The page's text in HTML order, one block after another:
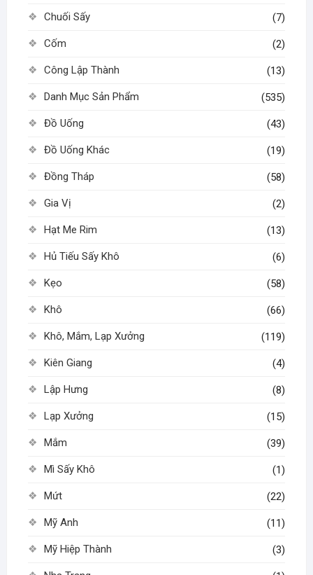
Chuối Sấy (7)
Cốm (2)
Công Lập Thành (13)
Danh Mục Sản Phẩm (535)
Đồ Uống (43)
Đồ Uống Khác (19)
Đồng Tháp (58)
Gia Vị (2)
Hạt Me Rim (13)
Hủ Tiếu Sấy Khô (6)
Kẹo (58)
Khô (66)
Khô, Mắm, Lạp Xưởng (119)
Kiên Giang (4)
Lập Hưng (8)
Lạp Xưởng (15)
Mắm (39)
Mì Sấy Khô (1)
Mứt (22)
Mỹ Anh (11)
Mỹ Hiệp Thành (3)